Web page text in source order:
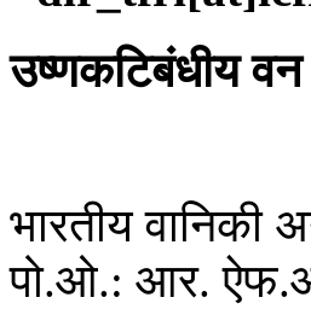
उष्णकटिबंधीय
भारतीय वानिकी
पो.ओ.: आर.